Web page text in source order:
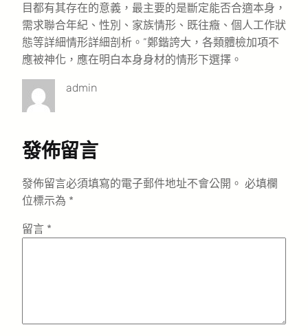
目都有其存在的意義，最主要的是斷定能否合適本身，
需求聯合年紀、性別、家族情形、既往癥、個人工作狀
態等詳細情形詳細剖析。”鄭鍇誇大，各類體檢加項不
應被神化，應在明白本身身材的情形下選擇。
admin
發佈留言
發佈留言必須填寫的電子郵件地址不會公開。 必填欄
位標示為 *
留言 *